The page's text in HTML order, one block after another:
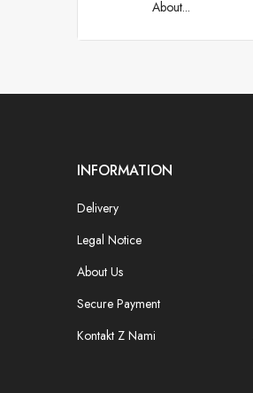
About...
INFORMATION
Delivery
Legal Notice
About Us
Secure Payment
Kontakt Z Nami